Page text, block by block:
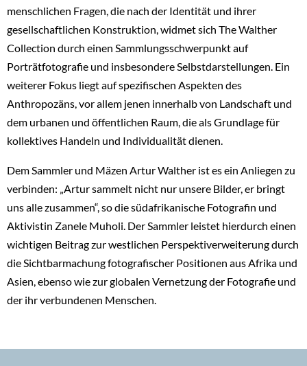
menschlichen Fragen, die nach der Identität und ihrer
gesellschaftlichen Konstruktion, widmet sich The Walther
Collection durch einen Sammlungsschwerpunkt auf
Porträtfotografie und insbesondere Selbstdarstellungen. Ein
weiterer Fokus liegt auf spezifischen Aspekten des
Anthropozäns, vor allem jenen innerhalb von Landschaft und
dem urbanen und öffentlichen Raum, die als Grundlage für
kollektives Handeln und Individualität dienen.
Dem Sammler und Mäzen Artur Walther ist es ein Anliegen zu
verbinden: „Artur sammelt nicht nur unsere Bilder, er bringt
uns alle zusammen“, so die südafrikanische Fotografin und
Aktivistin Zanele Muholi. Der Sammler leistet hierdurch einen
wichtigen Beitrag zur westlichen Perspektiverweiterung durch
die Sichtbarmachung fotografischer Positionen aus Afrika und
Asien, ebenso wie zur globalen Vernetzung der Fotografie und
der ihr verbundenen Menschen.